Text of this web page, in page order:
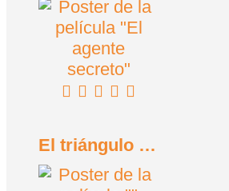
El triángulo de la tristeza (2022)